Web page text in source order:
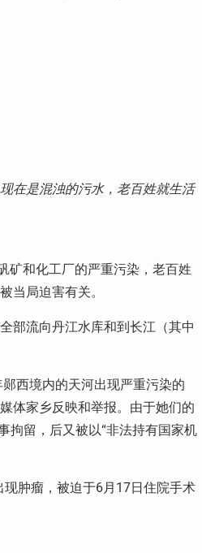
在是混浊的污水，老百姓就生活
矿和化工厂的严重污染，老百姓
当局迫害有关。
部流向丹江水库和到长江（其中
西境内的天河出现严重污染的
体家乡反映和举报。由于她们的
拘留，后又被以“非法持有国家机
肿瘤，被迫于6月17日住院手术